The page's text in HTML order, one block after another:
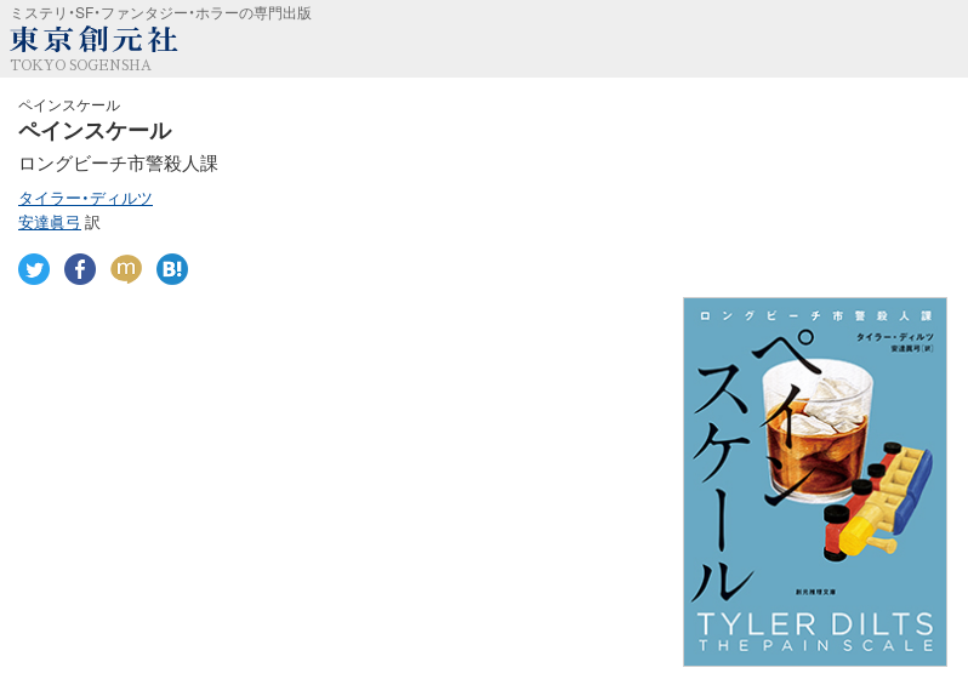
ミステリ・SF・ファンタジー・ホラーの専門出版
TOKYO SOGENSHA
ペインスケール
ペインスケール
ロングビーチ市警殺人課
タイラー・ディルツ
安達眞弓 訳